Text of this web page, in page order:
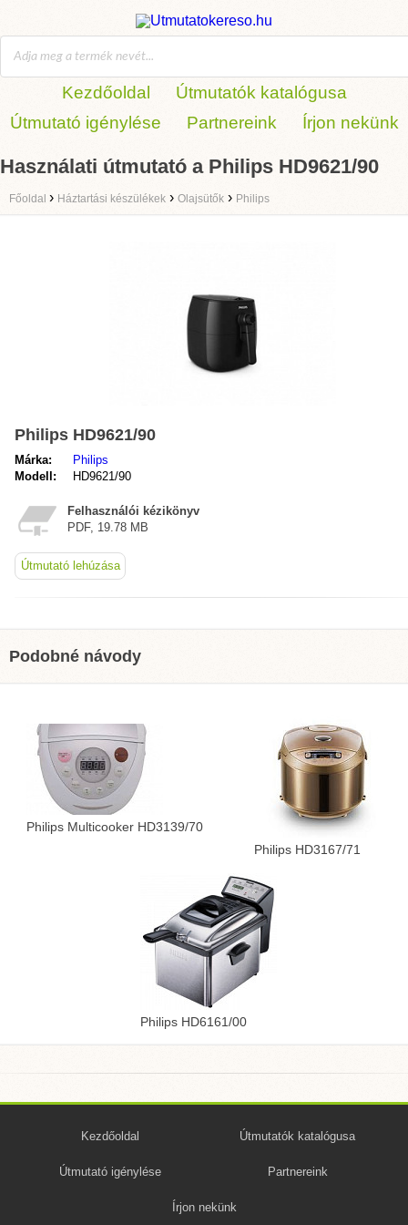
Kezdőoldal
Útmutatók katalógusa
Útmutató igénylése
Partnereink Írjon nekünk
Használati útmutató a Philips HD9621/90
Főoldal › Háztartási készülékek › Olajsütők › Philips
Philips HD9621/90
Márka:
Philips
Modell:
HD9621/90
Felhasználói kézikönyv
PDF, 19.78 MB
Útmutató lehúzása
Podobné návody
Philips Multicooker HD3139/70
Philips HD3167/71
Philips HD6161/00
Kezdőoldal Útmutatók katalógusa
Útmutató igénylése Partnereink
Írjon nekünk